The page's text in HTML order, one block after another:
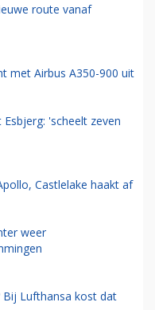
route vanaf
met Airbus A350-900 uit
'scheelt zeven
Castlelake haakt af
weer
Bij Lufthansa kost dat